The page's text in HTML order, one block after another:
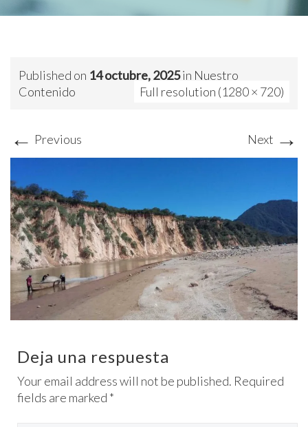
Published on 14 octubre, 2025in Nuestro
Contenido
Full resolution (1280 × 720)
← Previous Next →
Deja una respuesta
Your email address will not be published. Required
fields are marked *